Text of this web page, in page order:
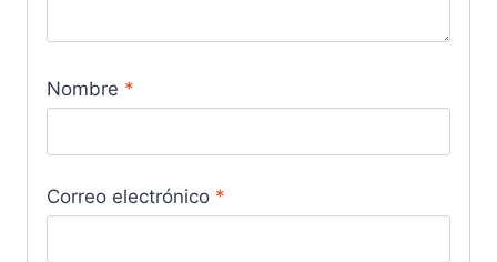
Nombre *
Correo electrónico *